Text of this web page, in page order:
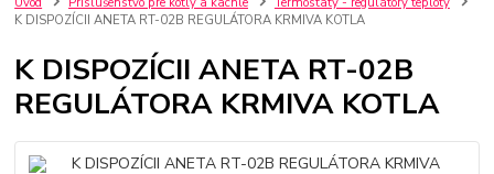
K DISPOZÍCII ANETA RT-02B REGULÁTORA KRMIVA KOTLA
K DISPOZÍCII ANETA RT-02B
REGULÁTORA KRMIVA KOTLA